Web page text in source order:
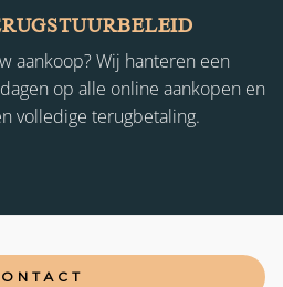
aankoop? Wij hanteren een
op alle online aankopen en
volledige terugbetaling.